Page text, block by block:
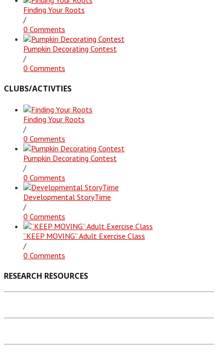
Finding Your Roots
/
0 Comments
Pumpkin Decorating Contest
/
0 Comments
CLUBS/ACTIVTIES
Finding Your Roots
/
0 Comments
Pumpkin Decorating Contest
/
0 Comments
Developmental StoryTime
/
0 Comments
“KEEP MOVING” Adult Exercise Class
/
0 Comments
RESEARCH RESOURCES